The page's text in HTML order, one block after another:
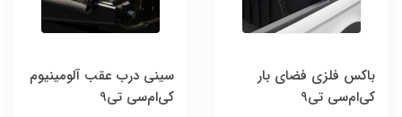
باکس فلزی فضای بار
کی‌ام‌سی تی9
سینی درب عقب آلومینیوم
کی‌ام‌سی تی9